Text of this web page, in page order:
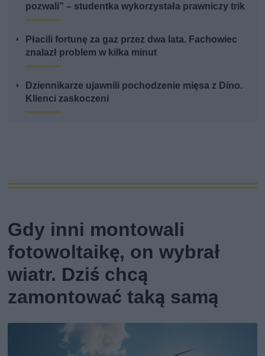
pozwali” – studentka wykorzystała prawniczy trik
Płacili fortunę za gaz przez dwa lata. Fachowiec
znalazł problem w kilka minut
Dziennikarze ujawnili pochodzenie mięsa z Dino.
Klienci zaskoczeni
Gdy inni montowali
fotowoltaikę, on wybrał
wiatr. Dziś chcą
zamontować taką samą